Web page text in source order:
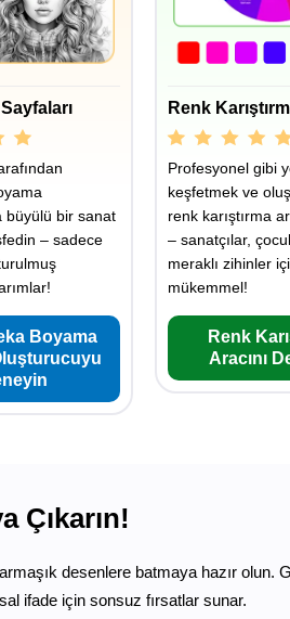
büyülü bir sanat
– sadece
Boyama
Renk
Profesyonel gibi
keşfetmek ve
renk karıştırma
– sanatçılar,
meraklı zihinler
mükemmel!
Renk
Aracını
Çıkarın!
desenlere batmaya hazır olun.
ifade için sonsuz fırsatlar sunar.